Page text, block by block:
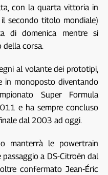
con la quarta vittoria in
secondo titolo mondiale)
di domenica mentre si
della corsa.
al volante dei prototipi,
in monoposto diventando
Super Formula
e ha sempre concluso
dal 2003 ad oggi.
manterrà le powertrain
a DS-Citroën dal
confermato Jean-Éric